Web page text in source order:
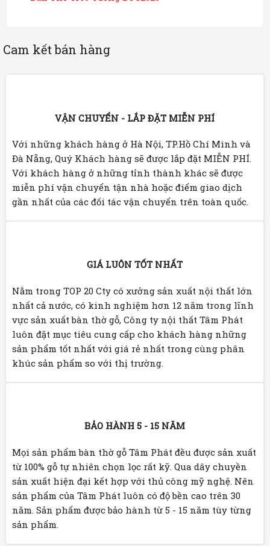
Cam kết bán hàng
VẬN CHUYỂN - LẮP ĐẶT MIỄN PHÍ
Với những khách hàng ở Hà Nội, TP.Hồ Chí Minh và
Đà Nẵng, Quý Khách hàng sẽ được lắp đặt MIỄN PHÍ.
Với khách hàng ở những tỉnh thành khác sẽ được
miễn phí vận chuyển tận nhà hoặc điểm giao dịch
gần nhất của các đối tác vận chuyển trên toàn quốc.
GIÁ LUÔN TỐT NHẤT
Nằm trong TOP 20 Cty có xưởng sản xuất nội thất lớn
nhất cả nước, có kinh nghiệm hơn 12 năm trong lĩnh
vực sản xuất bàn thờ gỗ, Công ty nội thất Tâm Phát
luôn đặt mục tiêu cung cấp cho khách hàng những
sản phẩm tốt nhất với giá rẻ nhất trong cùng phân
khúc sản phẩm so với thị trường.
BẢO HÀNH 5 - 15 NĂM
Mọi sản phẩm bàn thờ gỗ Tâm Phát đều được sản xuất
từ 100% gỗ tự nhiên chọn lọc rất kỹ. Qua dây chuyền
sản xuất hiện đại kết hợp với thủ công mỹ nghệ. Nên
sản phẩm của Tâm Phát luôn có độ bền cao trên 30
năm. Sản phẩm được bảo hành từ 5 - 15 năm tùy từng
sản phẩm.